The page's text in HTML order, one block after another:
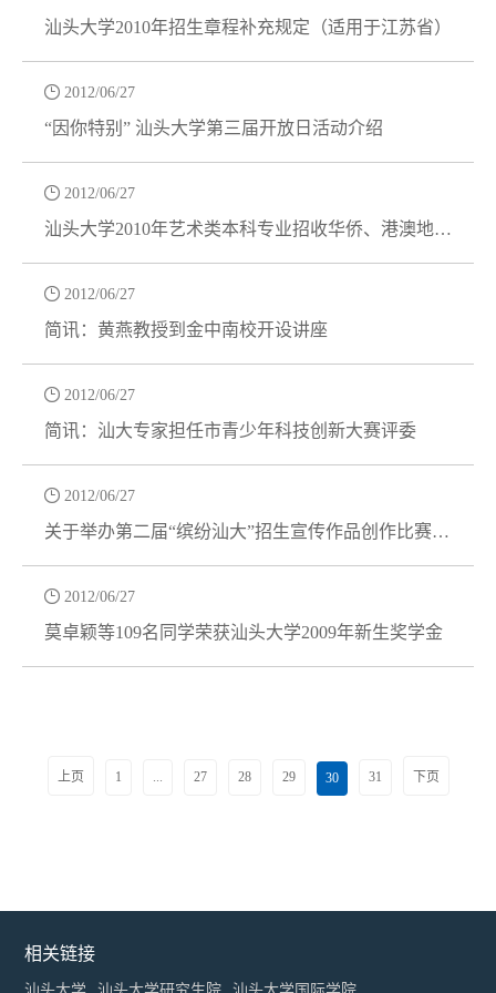
汕头大学2010年招生章程补充规定（适用于江苏省）
 2012/06/27
“因你特别” 汕头大学第三届开放日活动介绍
 2012/06/27
汕头大学2010年艺术类本科专业招收华侨、港澳地区
 2012/06/27
简讯：黄燕教授到金中南校开设讲座
 2012/06/27
简讯：汕大专家担任市青少年科技创新大赛评委
 2012/06/27
关于举办第二届“缤纷汕大”招生宣传作品创作比赛的
 2012/06/27
莫卓颖等109名同学荣获汕头大学2009年新生奖学金
上页 1 ... 27 28 29 30 31 下页
相关链接